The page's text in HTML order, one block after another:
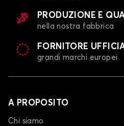
PRODUZIONE E
nella nostra fabbrica
FORNITORE
grandi marchi europei
A PROPOSITO
Chi siamo